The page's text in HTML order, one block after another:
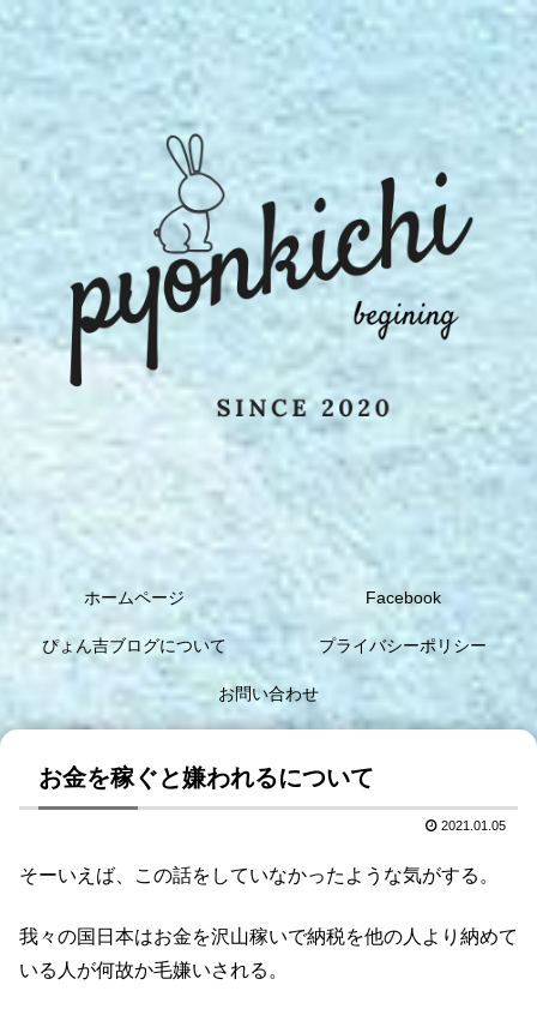
ホームページ Facebook
ぴょん吉ブログについて プライバシーポリシー
お問い合わせ
お金を稼ぐと嫌われるについて
2021.01.05
そーいえば、この話をしていなかったような気がする。
我々の国日本はお金を沢山稼いで納税を他の人より納めて
いる人が何故か毛嫌いされる。